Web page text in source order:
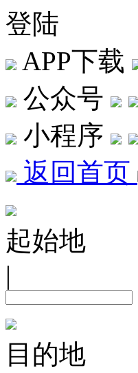
登陆
APP下载
公众号
小程序
返回首页
起始地
|
目的地